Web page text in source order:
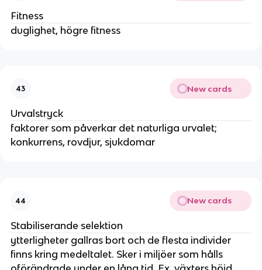
Fitness
duglighet, högre fitness
43 New cards
Urvalstryck
faktorer som påverkar det naturliga urvalet;
konkurrens, rovdjur, sjukdomar
44 New cards
Stabiliserande selektion
ytterligheter gallras bort och de flesta individer
finns kring medeltalet. Sker i miljöer som hålls